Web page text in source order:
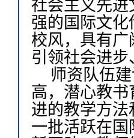
社会主义先
强的国际文
校风，具有
引领社会进
师资队伍
高，潜心教
进的教学方
一批活跃在